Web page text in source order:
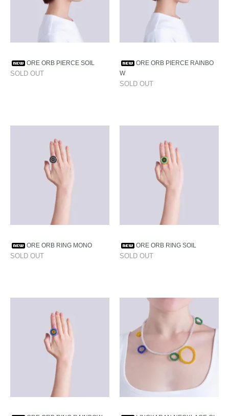
ORE ORB PIERCE SOIL
SOLD OUT
ORE ORB PIERCE RAINBO
W
SOLD OUT
ORE ORB RING MONO
SOLD OUT
ORE ORB RING SOIL
SOLD OUT